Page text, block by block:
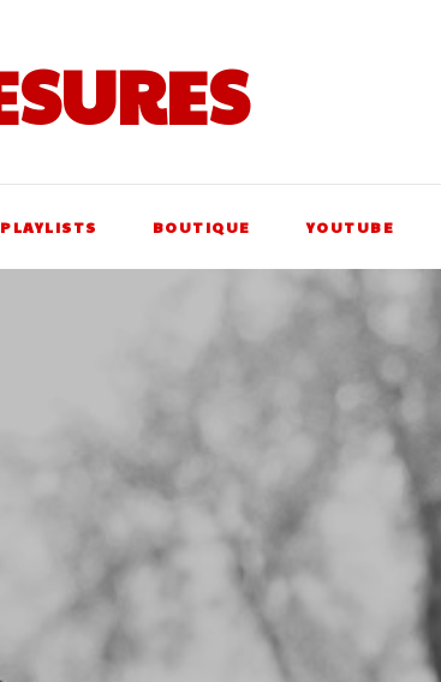
PLAYLISTS BOUTIQUE YOUTUBE